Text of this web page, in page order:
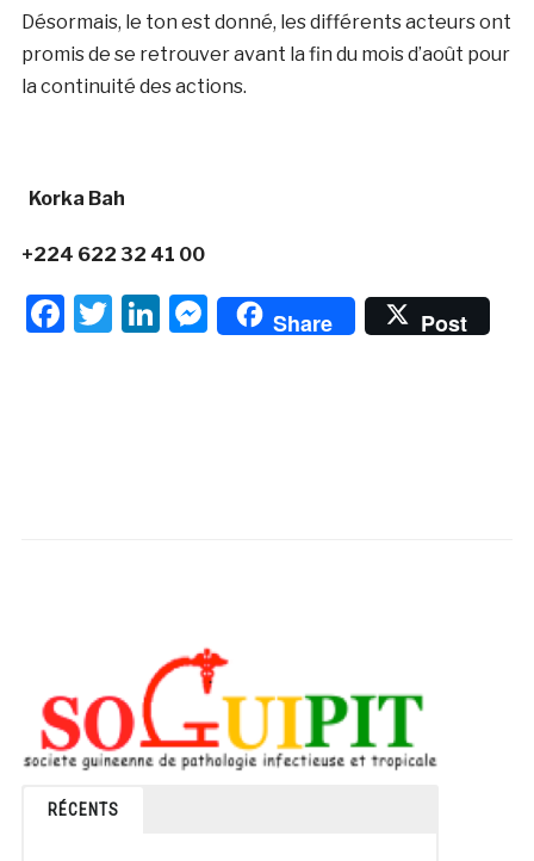
Désormais, le ton est donné, les différents acteurs ont
promis de se retrouver avant la fin du mois d’août pour
la continuité des actions.
Korka Bah
+224 622 32 41 00
Facebook
Twitter
LinkedIn
Messenger
Share Post
RÉCENTS